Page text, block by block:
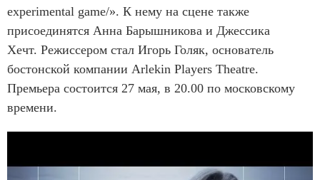
experimental game/». К нему на сцене также
присоединятся Анна Барышникова и Джессика
Хечт. Режиссером стал Игорь Голяк, основатель
бостонской компании Arlekin Players Theatre.
Премьера состоится 27 мая, в 20.00 по московскому
времени.